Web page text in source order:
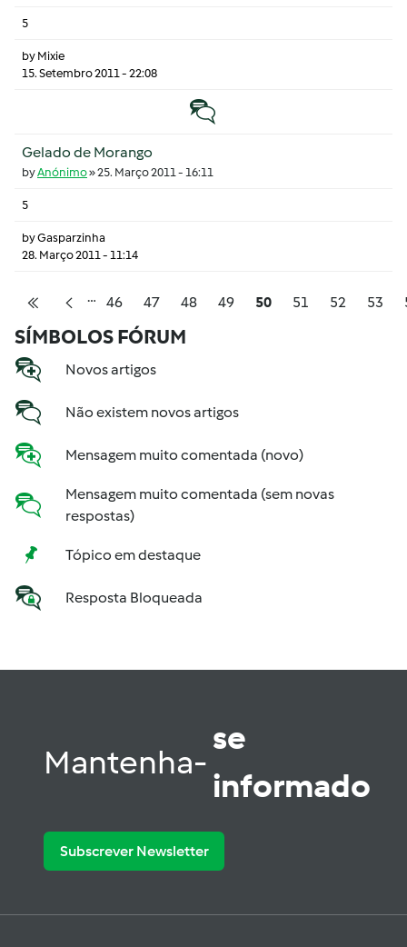
5
by Mixie
15. Setembro 2011 - 22:08
Tópico normal
Gelado de Morango
byAnónimo»25. Março 2011 - 16:11
5
byGasparzinha
28. Março 2011 - 11:14
Pagination
Primeira página
Página anterior
… Página
46 Página
47 Página
48 Página
49 Página
50 Página
51 Página
52 53
SÍMBOLOS FÓRUM
Novos artigos
Não existem novos artigos
Mensagem muito comentada (novo)
Mensagem muito comentada (sem novas
respostas)
Tópico em destaque
Resposta Bloqueada
Mantenha-
se
informado
Subscrever Newsletter